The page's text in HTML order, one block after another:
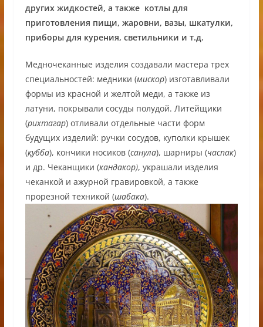
других жидкостей, а также котлы для
приготовления пищи, жаровни, вазы, шкатулки,
приборы для курения, светильники и т.д.
Медночеканные изделия создавали мастера трех
специальностей: медники (мискор) изготавливали
формы из красной и желтой меди, а также из
латуни, покрывали сосуды полудой. Литейщики
(рихтагар) отливали отдельные части форм
будущих изделий: ручки сосудов, куполки крышек
(қубба), кончики носиков (санула), шарниры (часпак)
и др. Чеканщики (кандакор), украшали изделия
чеканкой и ажурной гравировкой, а также
прорезной техникой (шабака).